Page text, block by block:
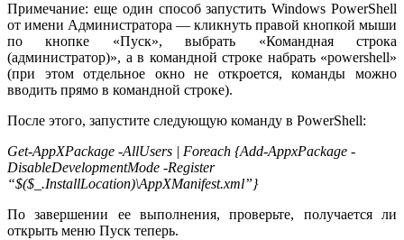
Примечание: еще один способ запустить Windows PowerShell
от имени Администратора — кликнуть правой кнопкой мыши
по кнопке «Пуск», выбрать «Командная строка
(администратор)», а в командной строке набрать «powershell»
(при этом отдельное окно не откроется, команды можно
вводить прямо в командной строке).
После этого, запустите следующую команду в PowerShell:
Get-AppXPackage -AllUsers | Foreach {Add-AppxPackage -
DisableDevelopmentMode -Register
“$($_.InstallLocation)\AppXManifest.xml”}
По завершении ее выполнения, проверьте, получается ли
открыть меню Пуск теперь.